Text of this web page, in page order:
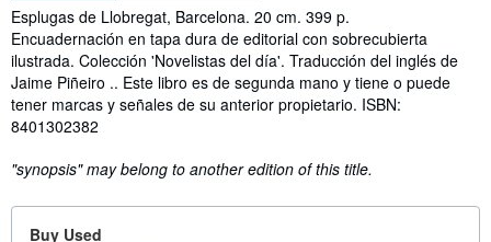
Synopsis
Esplugas de Llobregat, Barcelona. 20 cm. 399 p.
Encuadernación en tapa dura de editorial con sobrecubierta
ilustrada. Colección 'Novelistas del día'. Traducción del inglés de
Jaime Piñeiro .. Este libro es de segunda mano y tiene o puede
tener marcas y señales de su anterior propietario. ISBN:
8401302382
"synopsis" may belong to another edition of this title.
Buy Used